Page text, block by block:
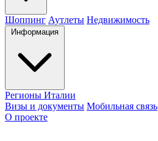
Шоппинг Аутлеты Недвижимость
Информация
Регионы Италии
Визы и документы Мобильная связь
О проекте